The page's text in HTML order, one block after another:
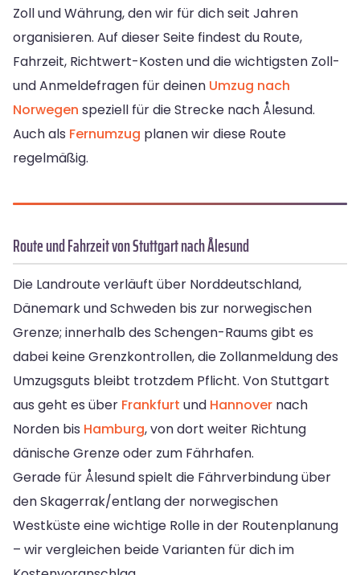
Zoll und Währung, den wir für dich seit Jahren
organisieren. Auf dieser Seite findest du Route,
Fahrzeit, Richtwert-Kosten und die wichtigsten Zoll-
und Anmeldefragen für deinen Umzug nach
Norwegen speziell für die Strecke nach Ålesund.
Auch als Fernumzug planen wir diese Route
regelmäßig.
Route und Fahrzeit von Stuttgart nach Ålesund
Die Landroute verläuft über Norddeutschland,
Dänemark und Schweden bis zur norwegischen
Grenze; innerhalb des Schengen-Raums gibt es
dabei keine Grenzkontrollen, die Zollanmeldung des
Umzugsguts bleibt trotzdem Pflicht. Von Stuttgart
aus geht es über Frankfurt und Hannover nach
Norden bis Hamburg, von dort weiter Richtung
dänische Grenze oder zum Fährhafen.
Gerade für Ålesund spielt die Fährverbindung über
den Skagerrak/entlang der norwegischen
Westküste eine wichtige Rolle in der Routenplanung
– wir vergleichen beide Varianten für dich im